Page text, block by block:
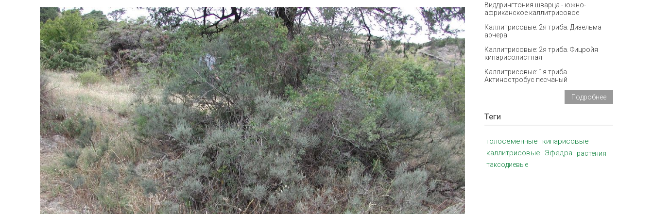
Виддрингтония шварца - южно-
африканское каллитрисовое
Каллитрисовые: 2я триба. Дизельма
арчера
Каллитрисовые: 2я триба. Фицройя
кипарисолистная
Каллитрисовые: 1я триба.
Актиностробус песчаный
Подробнее
Теги
голосеменные
кипарисовые
каллитрисовые
Эфедра
растения
таксодиевые